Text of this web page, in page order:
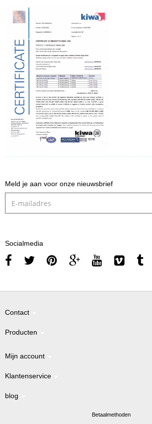
Meld je aan voor onze nieuwsbrief
Socialmedia
Contact
Producten
Mijn account
Klantenservice
blog
Betaalmethoden